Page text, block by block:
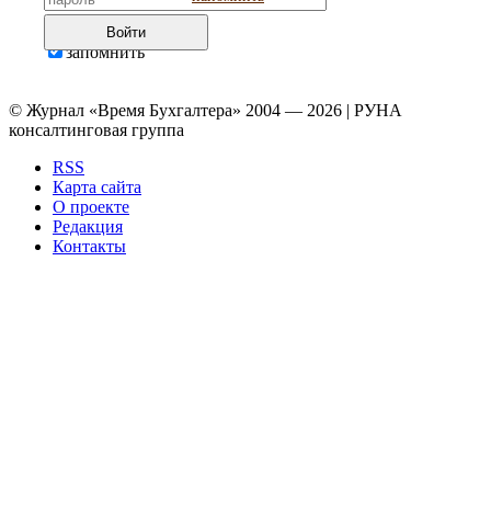
Войти
запомнить
© Журнал «Время Бухгалтера» 2004 — 2026 | РУНА
консалтинговая группа
RSS
Карта сайта
О проекте
Редакция
Контакты